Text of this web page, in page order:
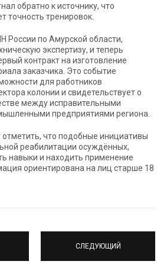
обратно к источнику, что
точность тренировок.
по Амурской области,
экспертизу, и теперь
контракт на изготовление
заказчика. Это событие
для работников
колонии и свидетельствует о
между исправительными
предприятиями региона.
что подобные инициативы
реабилитации осуждённых,
навыки и находить применение
ориентирована на лиц старше 18
СЛЕДУЮЩИЙ